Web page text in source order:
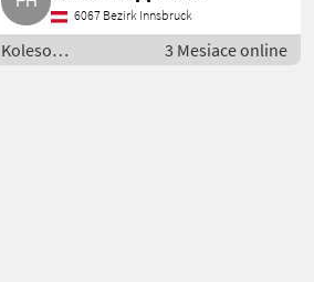
6067 Bezirk Innsbruck
Koleso
/Pneumatika/Disk
3 Mesiace online